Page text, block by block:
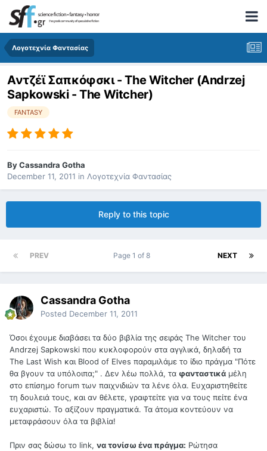
Λογοτεχνία Φαντασίας
Αντζέϊ Σαπκόφσκι - The Witcher (Andrzej
Sapkowski - The Witcher)
FANTASY
ByCassandra Gotha
December 11, 2011 in Λογοτεχνία Φαντασίας
Reply to this topic
PREV NEXT
Page 1 of 8
Cassandra Gotha
Posted December 11, 2011
Όσοι έχουμε διαβάσει τα δύο βιβλία της σειράς The Witcher του
Andrzej Sapkowski που κυκλοφορούν στα αγγλικά, δηλαδή τα
The Last Wish και Blood of Elves παραμιλάμε το ίδιο πράγμα "Πότε
θα βγουν τα υπόλοιπα;" . Δεν λέω πολλά, τα φανταστικά μέλη
στο επίσημο forum των παιχνιδιών τα λένε όλα. Ευχαριστηθείτε
τη δουλειά τους, και αν θέλετε, γραφτείτε για να τους πείτε ένα
ευχαριστώ. Το αξίζουν πραγματικά. Τα άτομα κοντεύουν να
μεταφράσουν όλα τα βιβλία!
Πριν σας δώσω το link, να τονίσω ένα πράγμα: Ρώτησα